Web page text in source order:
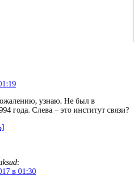
узнаю. Не был в
года. Слева – это институт связи?
:
в 01:30